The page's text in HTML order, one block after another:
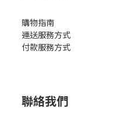
購物指南
運送服務方式
付款服務方式
聯絡我們